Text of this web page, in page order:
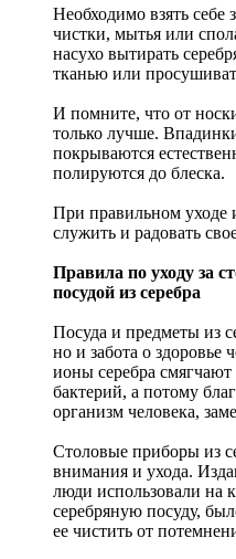
Необходимо взять себе
чистки, мытья или
насухо вытирать
тканью или
И помните, что от
только лучше.
покрываются
полируются до блеска.
При правильном уходе
служить и радовать
Правила по уходу за
посудой из серебра
Посуда и предметы из
но и забота о здоровье
ионы серебра
бактерий, а потому
организм человека,
Столовые приборы из
внимания и ухода.
люди использовали на
серебряную посуду,
ее чистить от